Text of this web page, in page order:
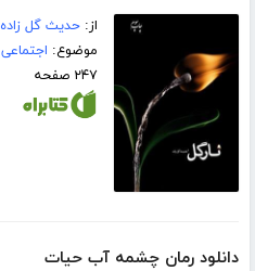
از:حدیث گل زاده
موضوع: اجتماعی
۲۴۷ صفحه
دانلود رمان چشمه آب حیات